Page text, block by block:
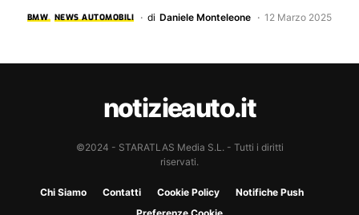
BMW NEWS AUTOMOBILI di Daniele Monteleone 12 Marzo 2025
notizieauto.it
©2024 - STARATLAS Media S.L. - Tutti i diritti
riservati.
Chi Siamo Contatti Cookie Policy
Notifiche Push